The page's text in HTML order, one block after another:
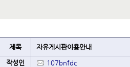
제목 자유게시판이용안내
작성인 107bnfdc